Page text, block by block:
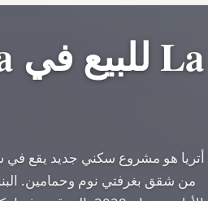
أتريا هو مشروع سكني جديد يقع
من شقق بغرفتي نوم وحمامين.